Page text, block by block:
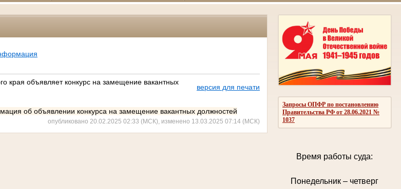
Запросы ОПФР по постановлению
Правительства РФ от 28.06.2021 №
1037
Время работы суда:
Понедельник – четверг
края объявляет конкурс на замещение вакантных
версия для печати
об объявлении конкурса на замещение вакантных должностей
опубликовано 20.02.2025 02:33 (МСК), изменено 13.03.2025 07:14 (МСК)